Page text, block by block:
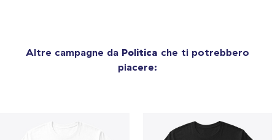
Altre campagne da Politica che ti potrebbero
piacere: